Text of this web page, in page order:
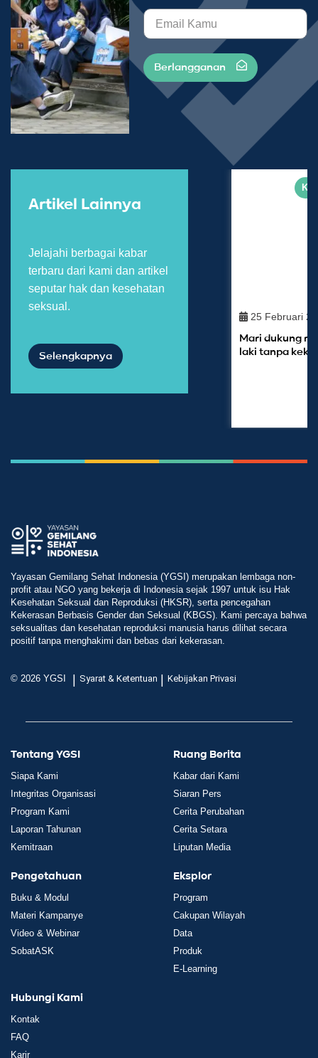
Berlangganan
Artikel Lainnya
Jelajahi berbagai kabar
terbaru dari kami dan artikel
seputar hak dan kesehatan
seksual.
Selengkapnya
25 Februari
Mari dukung
laki tanpa
Yayasan Gemilang Sehat Indonesia (YGSI) merupakan lembaga non-
profit atau NGO yang bekerja di Indonesia sejak 1997 untuk isu Hak
Kesehatan Seksual dan Reproduksi (HKSR), serta pencegahan
Kekerasan Berbasis Gender dan Seksual (KBGS). Kami percaya bahwa
seksualitas dan kesehatan reproduksi manusia harus dilihat secara
positif tanpa menghakimi dan bebas dari kekerasan.
© 2026 YGSI | Syarat & Ketentuan | Kebijakan Privasi
Tentang YGSI
Siapa Kami
Integritas Organisasi
Program Kami
Laporan Tahunan
Kemitraan
Ruang Berita
Kabar dari Kami
Siaran Pers
Cerita Perubahan
Cerita Setara
Liputan Media
Pengetahuan
Buku & Modul
Materi Kampanye
Video & Webinar
SobatASK
Eksplor
Program
Cakupan Wilayah
Data
Produk
E-Learning
Hubungi Kami
Kontak
FAQ
Karir